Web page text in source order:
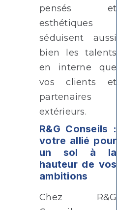
pensés et
esthétiques
séduisent aussi
bien les talents
en interne que
vos clients et
partenaires
extérieurs.
R&G Conseils :
votre allié pour
un sol à la
hauteur de vos
ambitions
Chez R&G